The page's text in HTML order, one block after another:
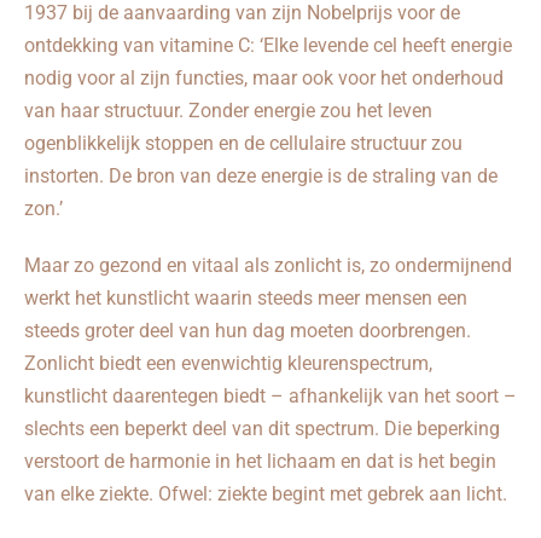
1937 bij de aanvaarding van zijn Nobelprijs voor de
ontdekking van vitamine C: ‘Elke levende cel heeft energie
nodig voor al zijn functies, maar ook voor het onderhoud
van haar structuur. Zonder energie zou het leven
ogenblikkelijk stoppen en de cellulaire structuur zou
instorten. De bron van deze energie is de straling van de
zon.’
Maar zo gezond en vitaal als zonlicht is, zo ondermijnend
werkt het kunstlicht waarin steeds meer mensen een
steeds groter deel van hun dag moeten doorbrengen.
Zonlicht biedt een evenwichtig kleurenspectrum,
kunstlicht daarentegen biedt – afhankelijk van het soort –
slechts een beperkt deel van dit spectrum. Die beperking
verstoort de harmonie in het lichaam en dat is het begin
van elke ziekte. Ofwel: ziekte begint met gebrek aan licht.